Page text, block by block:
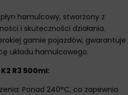
hamulcowy, stworzony z
i skuteczności działania.
gamie pojazdów, gwarantuje
układu hamulcowego.
R3 500ml:
Ponad 240°C, co zapewnia